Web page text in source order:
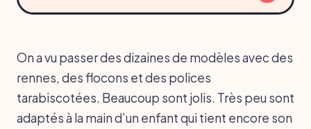
On a vu passer des dizaines de modèles avec des
rennes, des flocons et des polices
tarabiscotées. Beaucoup sont jolis. Très peu sont
adaptés à la main d’un enfant qui tient encore son